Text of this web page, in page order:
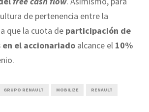
de pertenencia entre la
que la cuota de participación de
en el accionariado alcance el 10%
GRUPO RENAULT MOBILIZE RENAULT